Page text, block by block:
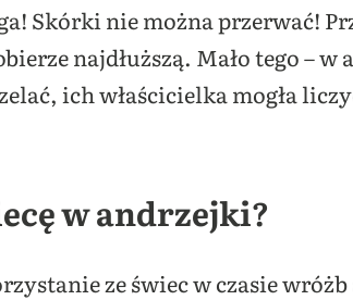
Skórki nie można przerwać!
najdłuższą. Mało tego –
ich właścicielka mogła
w andrzejki?
ze świec w czasie